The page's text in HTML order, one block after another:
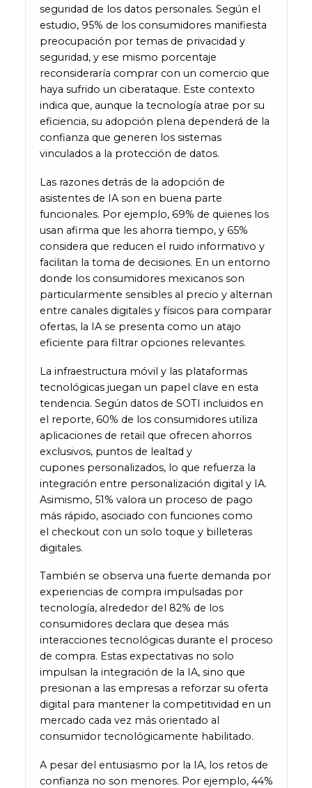
seguridad de los datos personales. Según el
estudio, 95% de los consumidores manifiesta
preocupación por temas de privacidad y
seguridad, y ese mismo porcentaje
reconsideraría comprar con un comercio que
haya sufrido un ciberataque. Este contexto
indica que, aunque la tecnología atrae por su
eficiencia, su adopción plena dependerá de la
confianza que generen los sistemas
vinculados a la protección de datos.
Las razones detrás de la adopción de
asistentes de IA son en buena parte
funcionales. Por ejemplo, 69% de quienes los
usan afirma que les ahorra tiempo, y 65%
considera que reducen el ruido informativo y
facilitan la toma de decisiones. En un entorno
donde los consumidores mexicanos son
particularmente sensibles al precio y alternan
entre canales digitales y físicos para comparar
ofertas, la IA se presenta como un atajo
eficiente para filtrar opciones relevantes.
La infraestructura móvil y las plataformas
tecnológicas juegan un papel clave en esta
tendencia. Según datos de SOTI incluidos en
el reporte, 60% de los consumidores utiliza
aplicaciones de retail que ofrecen ahorros
exclusivos, puntos de lealtad y
cupones personalizados, lo que refuerza la
integración entre personalización digital y IA.
Asimismo, 51% valora un proceso de pago
más rápido, asociado con funciones como
el checkout con un solo toque y billeteras
digitales.
También se observa una fuerte demanda por
experiencias de compra impulsadas por
tecnología, alrededor del 82% de los
consumidores declara que desea más
interacciones tecnológicas durante el proceso
de compra. Estas expectativas no solo
impulsan la integración de la IA, sino que
presionan a las empresas a reforzar su oferta
digital para mantener la competitividad en un
mercado cada vez más orientado al
consumidor tecnológicamente habilitado.
A pesar del entusiasmo por la IA, los retos de
confianza no son menores. Por ejemplo, 44%